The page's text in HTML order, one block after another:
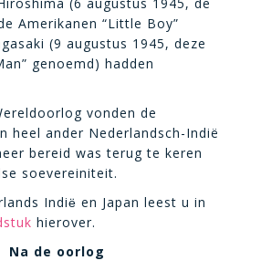
Amerikanen “Little Boy”
(9 augustus 1945, deze
genoemd) hadden
vonden de
heel ander Nederlandsch-Indië
bereid was terug te keren
soevereiniteit.
Indië en Japan leest u in
hierover.
Na de oorlog